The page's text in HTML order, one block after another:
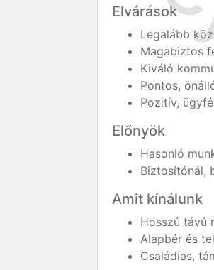
Elvárások
Legalább
Magabiztos
Kiváló
Pontos,
Pozitív,
Előnyök
Hasonló
Biztosítónál,
Amit kínálunk
Hosszú távú
Alapbér és
Családias,